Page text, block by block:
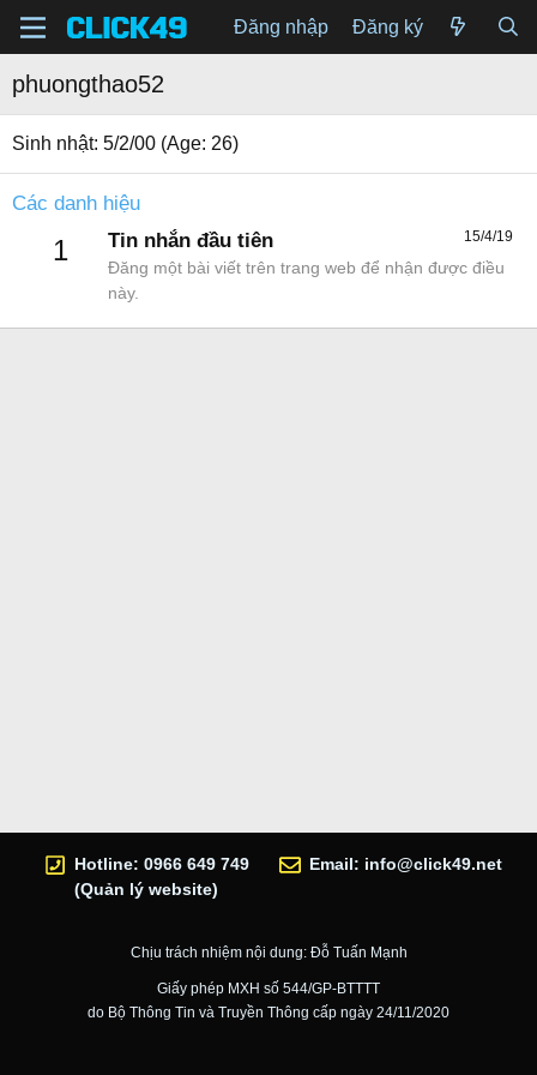
Đăng nhập Đăng ký
phuongthao52
Sinh nhật 5/2/00 (Age: 26)
Các danh hiệu
1 15/4/19
Tin nhắn đầu tiên
Đăng một bài viết trên trang web để nhận được điều
này.
Hotline: 0966 649 749
(Quản lý website)
Email: info@click49.net
Chịu trách nhiệm nội dung: Đỗ Tuấn Mạnh
Giấy phép MXH số 544/GP-BTTTT
do Bộ Thông Tin và Truyền Thông cấp ngày 24/11/2020